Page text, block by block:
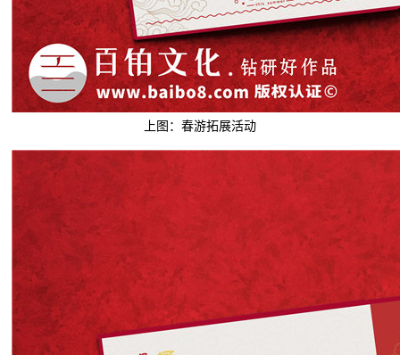
上图：春游拓展活动